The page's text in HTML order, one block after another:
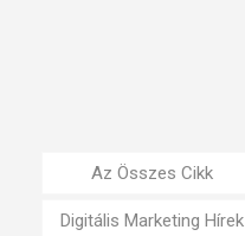
Az Összes Cikk
Digitális Marketing Hírek